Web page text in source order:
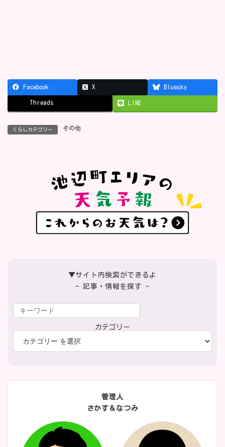
Facebook X Bluesky
Threads LINE
くらしカテゴリー その他
▼サイト内検索ができるよ
- 記事・情報を探す -
カテゴリー
管理人
さかす＆なつみ